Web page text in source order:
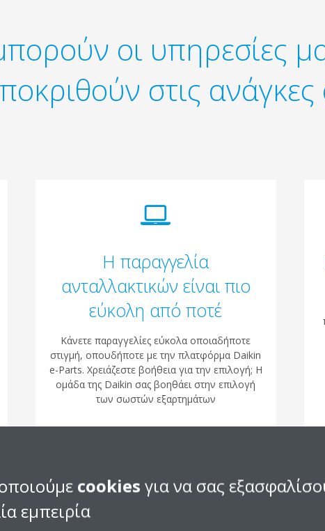
οι υπηρεσίες
στις ανάγκες
Η παραγγελία
ανταλλακτικών είναι πιο
εύκολη από ποτέ
Κάνετε παραγγελίες εύκολα οποιαδήποτε
στιγμή, οπουδήποτε με την πλατφόρμα Daikin
e-Parts. Χρειάζεστε βοήθεια για την επιλογή; Η
ομάδα της Daikin σας βοηθάει στην επιλογή
των σωστών εξαρτημάτων
cookies για να σας
εμπειρία